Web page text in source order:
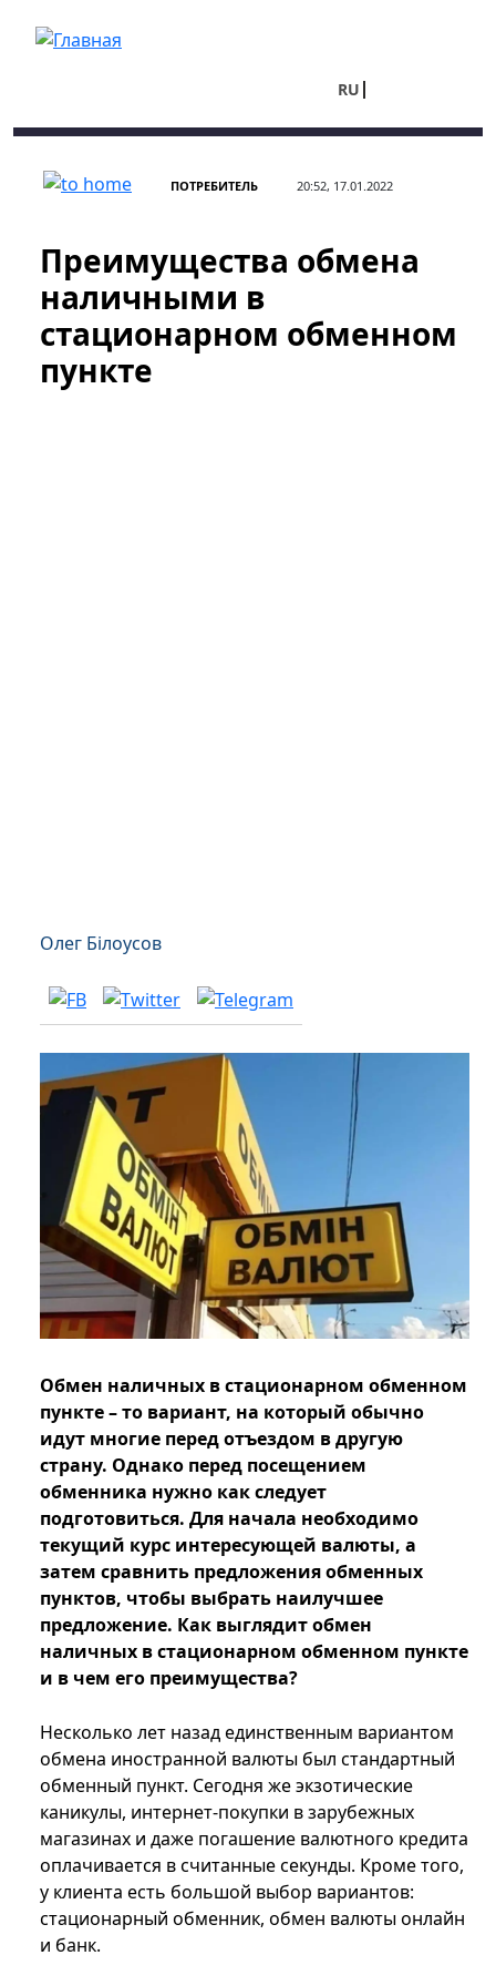
RU
ПОТРЕБИТЕЛЬ 20:52, 17.01.2022
Преимущества обмена
наличными в
стационарном обменном
пункте
Олег Білоусов
Обмен наличных в стационарном обменном
пункте – то вариант, на который обычно
идут многие перед отъездом в другую
страну. Однако перед посещением
обменника нужно как следует
подготовиться. Для начала необходимо
текущий курс интересующей валюты, а
затем сравнить предложения обменных
пунктов, чтобы выбрать наилучшее
предложение. Как выглядит обмен
наличных в стационарном обменном пункте
и в чем его преимущества?
Несколько лет назад единственным вариантом
обмена иностранной валюты был стандартный
обменный пункт. Сегодня же экзотические
каникулы, интернет-покупки в зарубежных
магазинах и даже погашение валютного кредита
оплачивается в считанные секунды. Кроме того,
у клиента есть большой выбор вариантов:
стационарный обменник, обмен валюты онлайн
и банк.